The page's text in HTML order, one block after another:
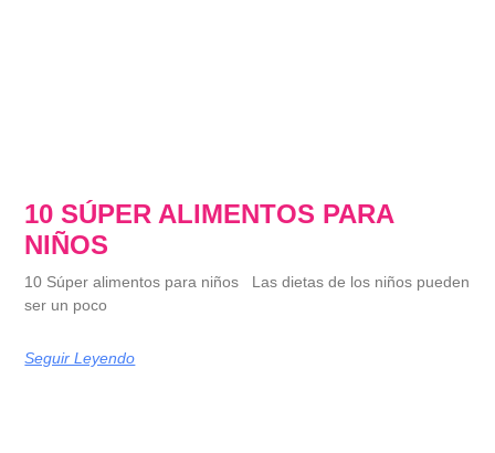
10 SÚPER ALIMENTOS PARA
NIÑOS
10 Súper alimentos para niños Las dietas de los niños pueden
ser un poco
Seguir Leyendo